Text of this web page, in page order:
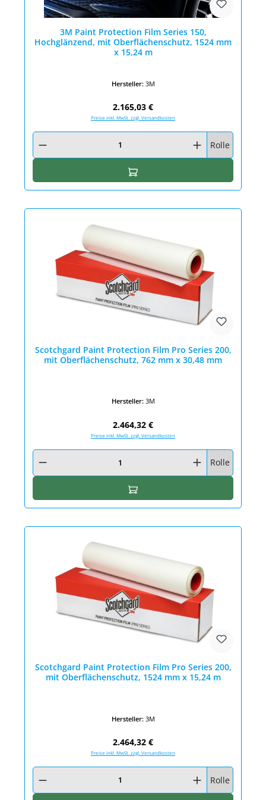
3M Paint Protection Film Series 150,
Hochglänzend, mit Oberflächenschutz, 1524 mm
x 15,24 m
Hersteller: 3M
Regulärer Preis:
2.165,03 €
Preise inkl. MwSt. zzgl. Versandkosten
Produkt Anzahl: Gib den gewünschten Wert ein oder benutze die
Rolle
In den Warenkorb
Scotchgard Paint Protection Film Pro Series 200,
mit Oberflächenschutz, 762 mm x 30,48 mm
Hersteller: 3M
Regulärer Preis:
2.464,32 €
Preise inkl. MwSt. zzgl. Versandkosten
Produkt Anzahl: Gib den gewünschten Wert ein oder benutze die
Rolle
In den Warenkorb
Scotchgard Paint Protection Film Pro Series 200,
mit Oberflächenschutz, 1524 mm x 15,24 m
Hersteller: 3M
Regulärer Preis:
2.464,32 €
Preise inkl. MwSt. zzgl. Versandkosten
Produkt Anzahl: Gib den gewünschten Wert ein oder benutze die
Rolle